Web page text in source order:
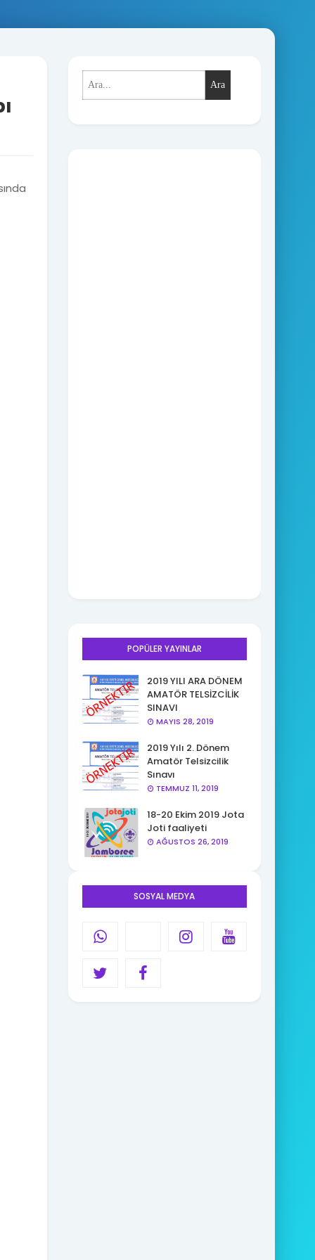
Ara
POPÜLER YAYINLAR
2019 YILI ARA DÖNEM
AMATÖR TELSİZCİLİK
SINAVI
MAYIS 28, 2019
2019 Yılı 2. Dönem
Amatör Telsizcilik
Sınavı
TEMMUZ 11, 2019
18-20 Ekim 2019 Jota
Joti faaliyeti
AĞUSTOS 26, 2019
SOSYAL MEDYA